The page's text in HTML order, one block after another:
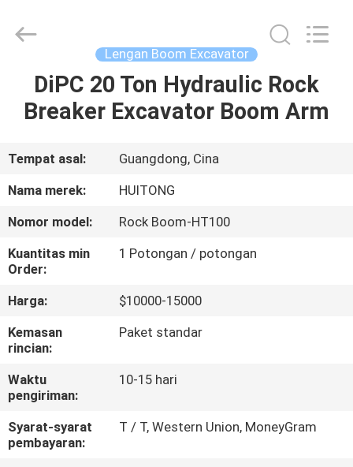
RUMAH
PERTUNJUKAN
VR
TENTANG
KAMI
TUR
KONTROL
KUALITAS
Lengan Boom Excavator
DiPC 20 Ton Hydraulic Rock
Breaker Excavator Boom Arm
Tempat asal:
Guangdong, Cina
Nama merek:
HUITONG
Nomor model:
Rock Boom-HT100
Kuantitas min
Order:
1 Potongan / potongan
Harga:
$10000-15000
Kemasan
rincian:
Paket standar
Waktu
pengiriman:
10-15 hari
Syarat-syarat
pembayaran:
T / T, Western Union, MoneyGram